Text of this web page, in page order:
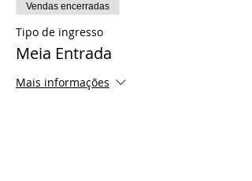
Vendas encerradas
Tipo de ingresso
Meia Entrada
Mais informações